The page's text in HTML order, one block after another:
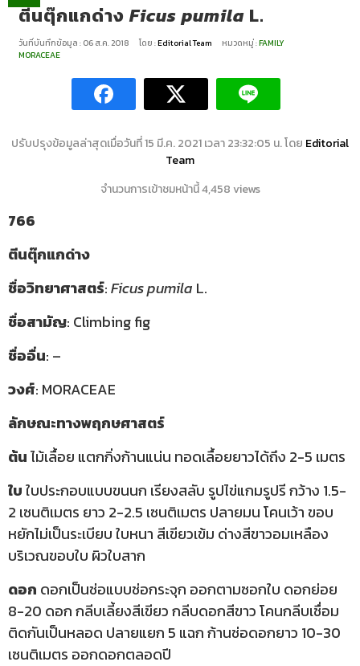
ตีนตุ๊กแกด่างFicus pumilaL.
วันที่บันทึกข้อมูล : 06 ส.ค. 2018 โดย :Editorial Team หมวดหมู่ :FAMILY
MORACEAE
ปรับปรุงข้อมูลล่าสุดเมื่อวันที่ 15 มี.ค. 2021 เวลา 23:32:05 น. โดย Editorial
Team
จำนวนการเข้าชมหน้านี้ 4,458 views
766
ตีนตุ๊กแกด่าง
ชื่อวิทยาศาสตร์:Ficus pumila L.
ชื่อสามัญ: Climbing fig
ชื่ออื่น: –
วงศ์: MORACEAE
ลักษณะทางพฤกษศาสตร์
ต้นไม้เลื้อย แตกกิ่งก้านแน่น ทอดเลื้อยยาวได้ถึง 2-5 เมตร
ใบใบประกอบแบบขนนก เรียงสลับ รูปไข่แกมรูปรี กว้าง 1.5-
2 เซนติเมตร ยาว 2-2.5 เซนติเมตร ปลายมน โคนเว้า ขอบ
หยักไม่เป็นระเบียบ ใบหนา สีเขียวเข้ม ด่างสีขาวอมเหลือง
บริเวณขอบใบ ผิวใบสาก
ดอก ดอกเป็นช่อแบบช่อกระจุก ออกตามซอกใบ ดอกย่อย
8-20 ดอก กลีบเลี้ยงสีเขียว กลีบดอกสีขาว โคนกลีบเชื่อม
ติดกันเป็นหลอด ปลายแยก 5 แฉก ก้านช่อดอกยาว 10-30
เซนติเมตร ออกดอกตลอดปี